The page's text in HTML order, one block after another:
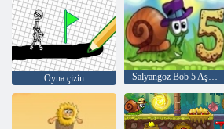
Oyna çizin Salyangoz Bob 5 Aşk Hikayesi